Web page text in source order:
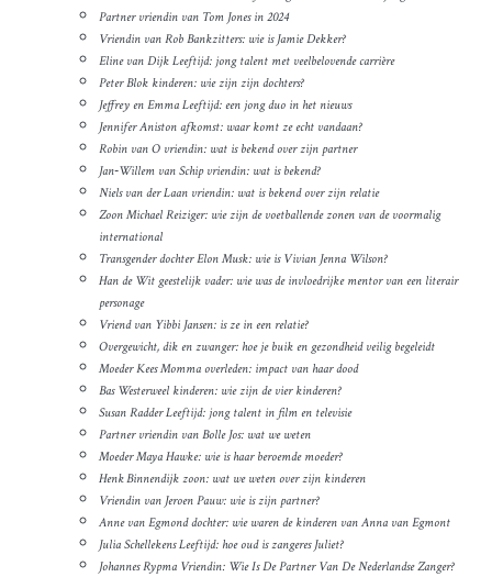
Partner vriendin van Tom Jones in 2024
Vriendin van Rob Bankzitters: wie is Jamie Dekker?
Eline van Dijk Leeftijd: jong talent met veelbelovende carrière
Peter Blok kinderen: wie zijn zijn dochters?
Jeffrey en Emma Leeftijd: een jong duo in het nieuws
Jennifer Aniston afkomst: waar komt ze echt vandaan?
Robin van O vriendin: wat is bekend over zijn partner
Jan‑Willem van Schip vriendin: wat is bekend?
Niels van der Laan vriendin: wat is bekend over zijn relatie
Zoon Michael Reiziger: wie zijn de voetballende zonen van de voormalig
international
Transgender dochter Elon Musk: wie is Vivian Jenna Wilson?
Han de Wit geestelijk vader: wie was de invloedrijke mentor van een literair
personage
Vriend van Yibbi Jansen: is ze in een relatie?
Overgewicht, dik en zwanger: hoe je buik en gezondheid veilig begeleidt
Moeder Kees Momma overleden: impact van haar dood
Bas Westerweel kinderen: wie zijn de vier kinderen?
Susan Radder Leeftijd: jong talent in film en televisie
Partner vriendin van Bolle Jos: wat we weten
Moeder Maya Hawke: wie is haar beroemde moeder?
Henk Binnendijk zoon: wat we weten over zijn kinderen
Vriendin van Jeroen Pauw: wie is zijn partner?
Anne van Egmond dochter: wie waren de kinderen van Anna van Egmont
Julia Schellekens Leeftijd: hoe oud is zangeres Juliet?
Johannes Rypma Vriendin: Wie Is De Partner Van De Nederlandse Zanger?